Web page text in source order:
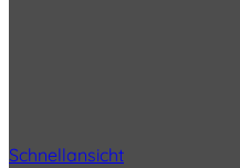
Schnellansicht